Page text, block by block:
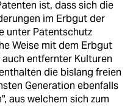
ist, dass sich die
im Erbgut der
unter Patentschutz
Weise mit dem Erbgut
entfernter Kulturen
die bislang freien
Generation ebenfalls
aus welchem sich zum